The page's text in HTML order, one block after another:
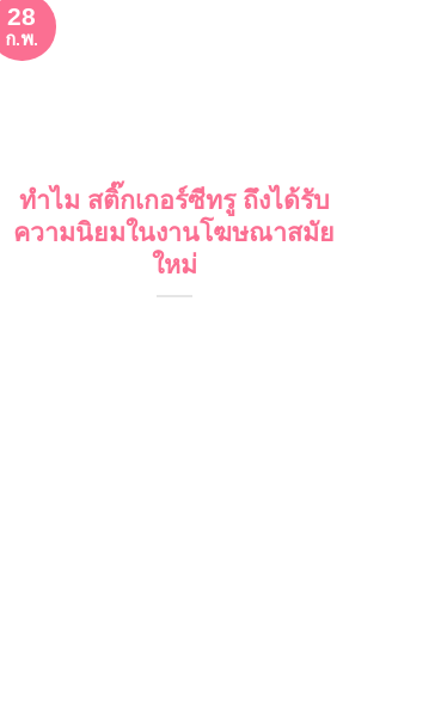
ทำไม สติ๊กเกอร์ซีทรู ถึงได้รับ
ความนิยมในงานโฆษณาสมัย
ใหม่
28
ก.พ.